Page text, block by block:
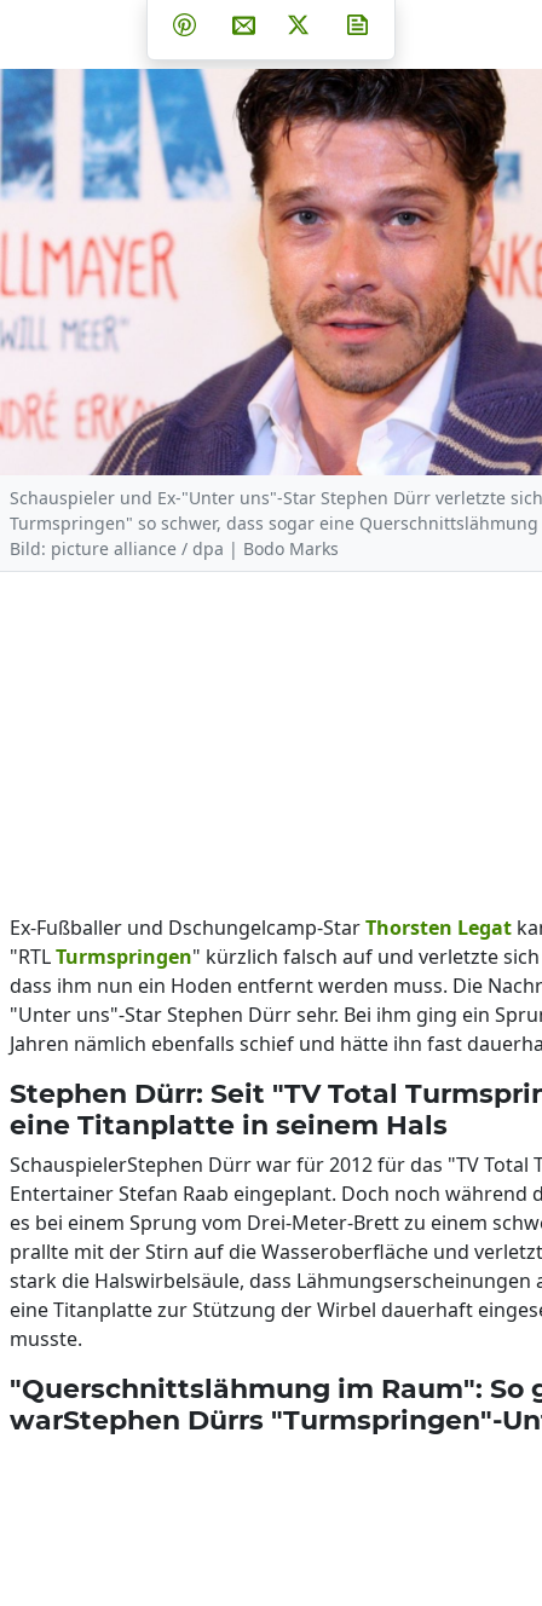
Teilen auf Facebook
Teilen auf Whatsapp
Teilen auf Telegram
Teilen auf Pinterest
Per E-Mail teilen
Post auf X
Schauspieler und Ex-"Unter uns"-Star Stephen Dürr verletzte
Turmspringen" so schwer, dass sogar eine
Bild: picture alliance / dpa | Bodo Marks
Ex-Fußballer und Dschungelcamp-StarThorsten Legat
"RTLTurmspringen" kürzlich falsch auf und verletzte
dass ihm nun ein Hoden entfernt werden muss. Die
"Unter uns"-Star Stephen Dürr sehr. Bei ihm ging ein
Jahren nämlich ebenfalls schief und hätte ihn fast
Stephen Dürr: Seit "TV Total
eine Titanplatte in seinem Hals
SchauspielerStephen Dürr war für 2012 für das "TV Total
Entertainer Stefan Raab eingeplant. Doch noch während
es bei einem Sprung vom Drei-Meter-Brett zu einem
prallte mit der Stirn auf die Wasseroberfläche und
stark die Halswirbelsäule, dass
eine Titanplatte zur Stützung der Wirbel dauerhaft
musste.
"Querschnittslähmung im Raum": So
warStephen Dürrs "Turmspringen"-